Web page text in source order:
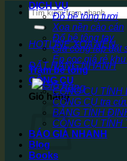
Tìm
kiếm:
HOTLINE XOA NỀN
ĐẶT HÀNG NHANH
Giỏ hàng
DỊCH VỤ
Đổ bê tông tươi
Xoa nền cào cán
Đổ bê tông tay
Gia công lắp đặt
Ép cọc giá rẻ
Trạm bê tông
CÔNG CỤ
CÔNG CỤ TÍNH
CÔNG CỤ tra
BẢNG TÍNH
CÔNG CỤ TÍNH
BÁO GIÁ NHANH
Blog
Books